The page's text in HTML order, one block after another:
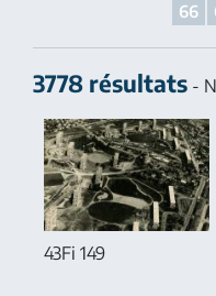
66
3778 résultats-
43Fi 149